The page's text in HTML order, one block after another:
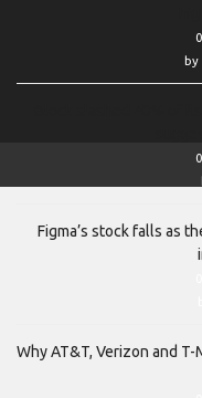
by
Figma’s stock falls as
Why AT&T, Verizon and